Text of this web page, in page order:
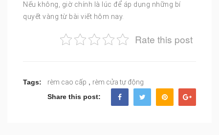
Nếu không, giờ chính là lúc để áp dụng những bí
quyết vàng từ bài viết hôm nay.
Rate this post
Tags: rèm cao cấp , rèm cửa tự động
Share this post: